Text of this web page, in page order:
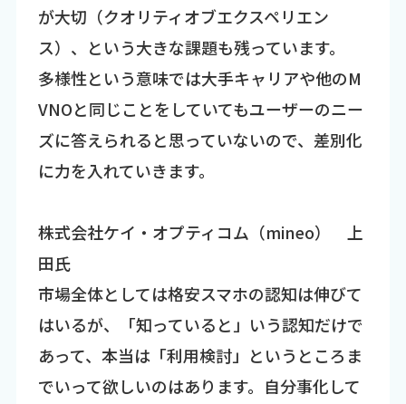
が大切（クオリティオブエクスペリエン
ス）、という大きな課題も残っています。
多様性という意味では大手キャリアや他のM
VNOと同じことをしていてもユーザーのニー
ズに答えられると思っていないので、差別化
に力を入れていきます。
株式会社ケイ・オプティコム（mineo） 上
田氏
市場全体としては格安スマホの認知は伸びて
はいるが、「知っていると」いう認知だけで
あって、本当は「利用検討」というところま
でいって欲しいのはあります。自分事化して